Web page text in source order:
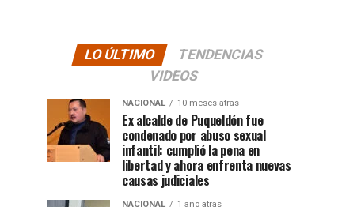
LO ÚLTIMO
TENDENCIAS
VIDEOS
NACIONAL 10 meses atras
Ex alcalde de Puqueldón fue
condenado por abuso sexual
infantil: cumplió la pena en
libertad y ahora enfrenta nuevas
causas judiciales
NACIONAL 1 año atras